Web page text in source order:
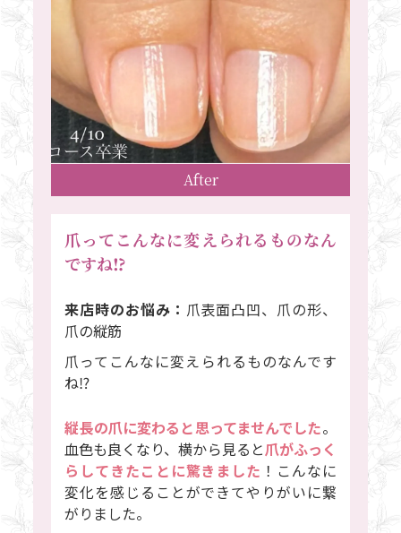
After
爪ってこんなに変えられるものなん
ですね⁉
来店時のお悩み： 爪表面凸凹、爪の形、
爪の縦筋
爪ってこんなに変えられるものなんです
ね⁉
縦長の爪に変わると思ってませんでした。
血色も良くなり、横から見ると爪がふっく
らしてきたことに驚きました ！こんなに
変化を感じることができてやりがいに繋
がりました。